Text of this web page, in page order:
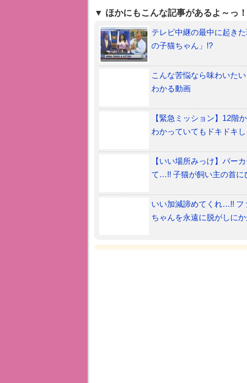
ほかにもこんな記事があるよ～っ！
テレビ中継の最中に起き
の子猫ちゃん」!?
こんな苦悩なら味わいた
わかる動画
【緊急ミッション】12階
わかっていてもドキドキ
【いい場所みっけ】パー
て…!! 子猫が飼い主の首に
いい加減諦めてくれ…!! フ
ちゃんを永遠に脱がしに